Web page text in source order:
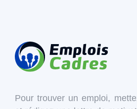
Pour trouver un emploi,